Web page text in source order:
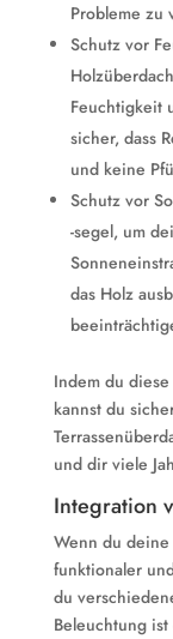
Probleme zu
Schutz vor
Feuchtigkeit
sicher, dass
und keine
Schutz vor
-segel, um
das Holz
Indem du
kannst du
und dir viele
Integration
Wenn du deine
funktionaler
du
Beleuchtung